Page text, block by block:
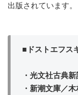
出版されています。
■ドストエフス
・光文社古典
・新潮文庫／